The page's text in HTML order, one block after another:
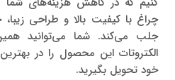
چراغ با کیفیت بالا و طراحی
جلب می‌کند. شما می‌توانید
الکتروتات این محصول را در
خود تحویل بگیرید.